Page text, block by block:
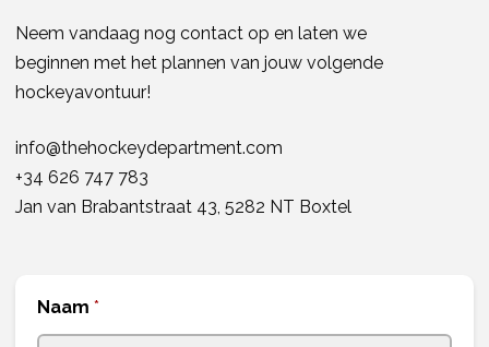
Neem vandaag nog contact op en laten we
beginnen met het plannen van jouw volgende
hockeyavontuur!
info@thehockeydepartment.com
+34 626 747 783
Jan van Brabantstraat 43, 5282 NT Boxtel
Naam *